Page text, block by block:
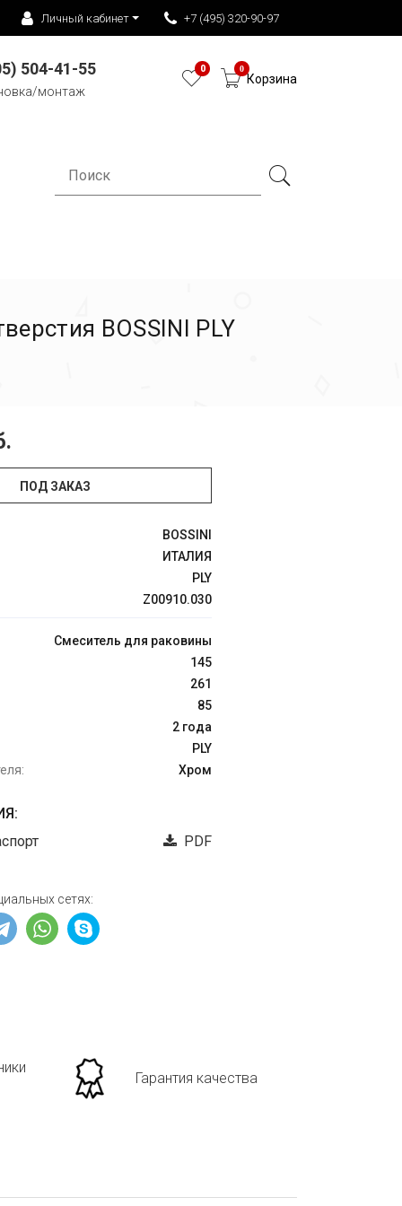
Личный кабинет +7 (495) 320-90-97
504-41-55
монтаж
0 0
Корзина
BOSSINI PLY
ПОД ЗАКАЗ
BOSSINI
ИТАЛИЯ
PLY
Z00910.030
Смеситель для раковины
145
261
85
2 года
PLY
Хром
PDF
сетях:
Гарантия качества